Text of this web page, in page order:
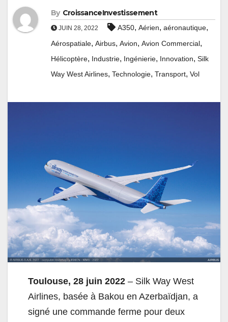
By CroissanceInvestissement
JUIN 28, 2022 A350, Aérien, aéronautique,
Aérospatiale, Airbus, Avion, Avion Commercial,
Hélicoptère, Industrie, Ingénierie, Innovation, Silk
Way West Airlines, Technologie, Transport, Vol
Toulouse, 28 juin 2022 – Silk Way West
Airlines, basée à Bakou en Azerbaïdjan, a
signé une commande ferme pour deux